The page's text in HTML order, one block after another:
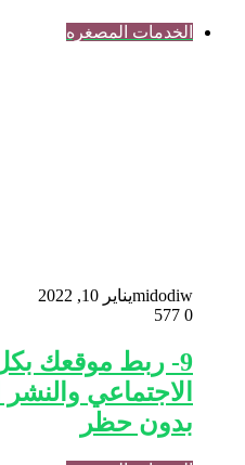
الخدمات المصغره
midodiwيناير 10, 2022
0
9- ربط موقعك
الاجتماعي والنشر
بدون حظر